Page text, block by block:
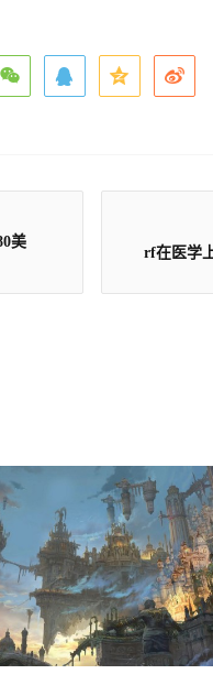
美
rf在医学